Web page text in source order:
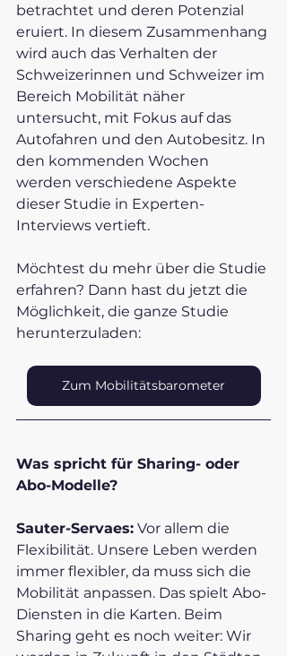
betrachtet und deren Potenzial
eruiert. In diesem Zusammenhang
wird auch das Verhalten der
Schweizerinnen und Schweizer im
Bereich Mobilität näher
untersucht, mit Fokus auf das
Autofahren und den Autobesitz. In
den kommenden Wochen
werden verschiedene Aspekte
dieser Studie in Experten-
Interviews vertieft.
Möchtest du mehr über die Studie
erfahren? Dann hast du jetzt die
Möglichkeit, die ganze Studie
herunterzuladen:
Zum Mobilitätsbarometer
Was spricht für Sharing- oder
Abo-Modelle?
Sauter-Servaes: Vor allem die
Flexibilität. Unsere Leben werden
immer flexibler, da muss sich die
Mobilität anpassen. Das spielt Abo-
Diensten in die Karten. Beim
Sharing geht es noch weiter: Wir